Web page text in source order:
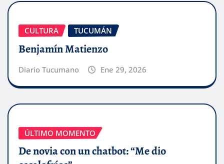
CULTURA TUCUMÁN
Benjamín Matienzo
Diario Tucumano Ene 29, 2026
ÚLTIMO MOMENTO
De novia con un chatbot: “Me dio